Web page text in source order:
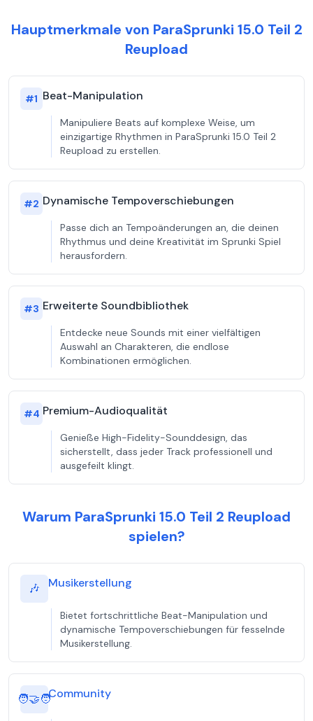
Hauptmerkmale von ParaSprunki 15.0 Teil 2
Reupload
#1 Beat-Manipulation
Manipuliere Beats auf komplexe Weise, um
einzigartige Rhythmen in ParaSprunki 15.0 Teil 2
Reupload zu erstellen.
#2 Dynamische Tempoverschiebungen
Passe dich an Tempoänderungen an, die deinen
Rhythmus und deine Kreativität im Sprunki Spiel
herausfordern.
#3 Erweiterte Soundbibliothek
Entdecke neue Sounds mit einer vielfältigen
Auswahl an Charakteren, die endlose
Kombinationen ermöglichen.
#4 Premium-Audioqualität
Genieße High-Fidelity-Sounddesign, das
sicherstellt, dass jeder Track professionell und
ausgefeilt klingt.
Warum ParaSprunki 15.0 Teil 2 Reupload
spielen?
🎶 Musikerstellung
Bietet fortschrittliche Beat-Manipulation und
dynamische Tempoverschiebungen für fesselnde
Musikerstellung.
🧑‍🤝‍🧑Community